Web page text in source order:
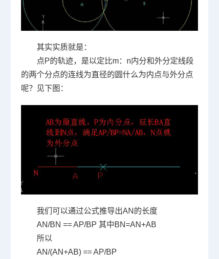
其实实质就是：
点P的轨迹，是以定比m： n内分和外分定线段
的两个分点的连线为直径的圆什么为内点与外分点
呢？见下图：
我们可以通过公式推导出AN 的长度
AN/BN == AP/BP 其中BN=AN+AB
所以
AN/(AN+AB) == AP/BP